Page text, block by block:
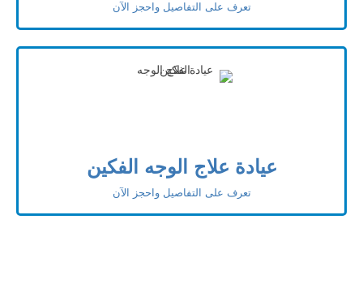
تعرف على التفاصيل واحجز الآن
عيادة علاج الوجه الفكين
تعرف على التفاصيل واحجز الآن